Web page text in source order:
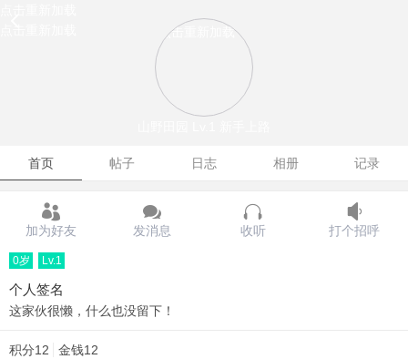
点击重新加载
首页 帖子 日志 相册 记录
加为好友 发消息 收听 打个招呼
0岁 Lv.1
个人签名
这家伙很懒，什么也没留下！
积分12 金钱12